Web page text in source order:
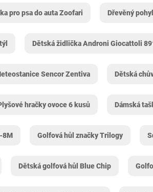
pro psa do auta Zoofari Dřevěný
Dětská židlička Androni Giocattoli
Sencor Zentiva Dětská
hračky ovoce 6 kusů Dámská
8M Golfová hůl značky Trilogy
Dětská golfová hůl Blue Chip